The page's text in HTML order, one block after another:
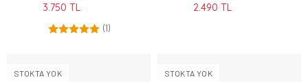
3.750 TL
(1)
2.490 TL
STOKTA YOK STOKTA YOK